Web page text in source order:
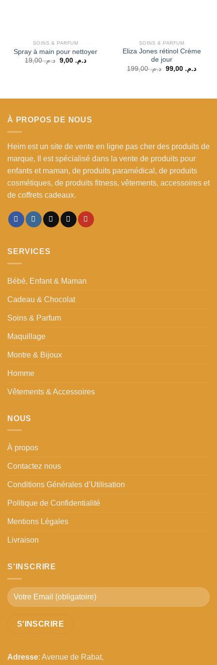
SOINS & PARFUM
Spray à main pour nettoyer
د.م.19,00
Le
د.م. 9,00
Le
SOINS & PARFUM
Eliza Jones rétinol Crème
de jour
د.م.199,00
Le
د.م. 99,00
Le
À PROPOS DE NOUS
Heim est un site de vente en ligne pas cher des produits de
marque, Il est spécialisé dans la vente de produits pour
enfants et maman, de produits paramédical, de produits
cosmétiques, de produits fitness, vêtements, accessoires et
de coffrets cadeaux.
SERVICES
Bébé, Enfant & Maman
Cadeau & Chocolat
Soins & Parfum
Maquillage
Montre & Bijoux
Homme
Vêtements & Accessoires
NOUS
À propos
Contactez nous
Conditions Générales d’Utilisation
Politique de Confidentialité
Mentions Légales
Livraison
S'INSCRIRE
Adresse: Avenue de Rabat,